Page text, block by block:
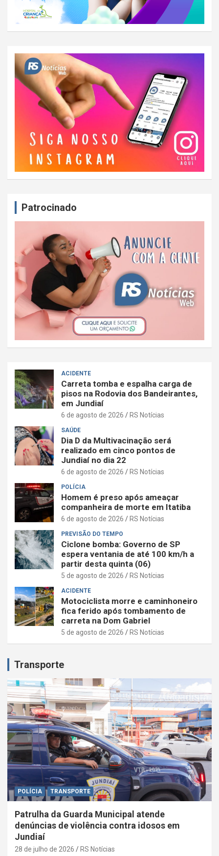
Patrocinado
ACIDENTE
Carreta tomba e espalha carga de
pisos na Rodovia dos Bandeirantes,
em Jundiaí
6 de agosto de 2026 RS Notícias
SAÚDE
Dia D da Multivacinação será
realizado em cinco pontos de
Jundiaí no dia 22
6 de agosto de 2026 RS Notícias
POLÍCIA
Homem é preso após ameaçar
companheira de morte em Itatiba
6 de agosto de 2026 RS Notícias
PREVISÃO DO TEMPO
Ciclone bomba: Governo de SP
espera ventania de até 100 km/h a
partir desta quinta (06)
5 de agosto de 2026 RS Notícias
ACIDENTE
Motociclista morre e caminhoneiro
fica ferido após tombamento de
carreta na Dom Gabriel
5 de agosto de 2026 RS Notícias
Transporte
POLÍCIA TRANSPORTE
Patrulha da Guarda Municipal atende
denúncias de violência contra idosos em
Jundiaí
28 de julho de 2026 RS Notícias